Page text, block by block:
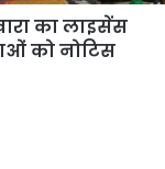
का लाइसेंस
को नोटिस